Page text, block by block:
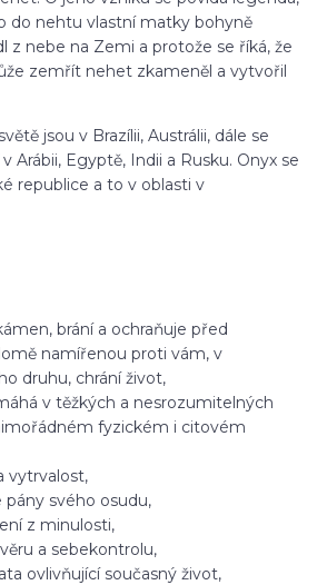
do nehtu vlastní matky bohyně
z nebe na Zemi a protože se říká, že
zemřít nehet zkameněl a vytvořil
jsou v Brazílii, Austrálii, dále se
Arábii, Egyptě, Indii a Rusku. Onyx se
republice a to v oblasti v
brání a ochraňuje před
namířenou proti vám, v
druhu, chrání život,
v těžkých a nesrozumitelných
fyzickém i citovém
vytrvalost,
pány svého osudu,
z minulosti,
a sebekontrolu,
ovlivňující současný život,